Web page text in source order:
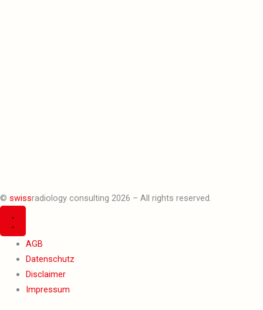
© swissradiology consulting 2026 – All rights reserved.
AGB
Datenschutz
Disclaimer
Impressum